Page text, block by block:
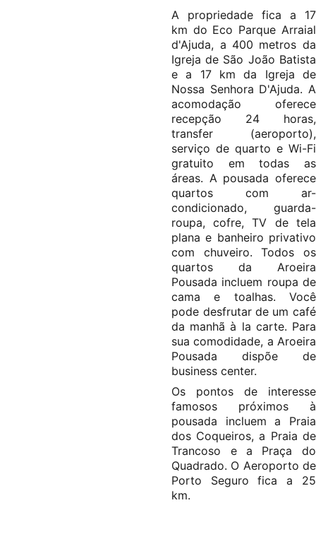
A propriedade fica a 17
km do Eco Parque Arraial
d'Ajuda, a 400 metros da
Igreja de São João Batista
e a 17 km da Igreja de
Nossa Senhora D'Ajuda. A
acomodação oferece
recepção 24 horas,
transfer (aeroporto),
serviço de quarto e Wi-Fi
gratuito em todas as
áreas. A pousada oferece
quartos com ar-
condicionado, guarda-
roupa, cofre, TV de tela
plana e banheiro privativo
com chuveiro. Todos os
quartos da Aroeira
Pousada incluem roupa de
cama e toalhas. Você
pode desfrutar de um café
da manhã à la carte. Para
sua comodidade, a Aroeira
Pousada dispõe de
business center.
Os pontos de interesse
famosos próximos à
pousada incluem a Praia
dos Coqueiros, a Praia de
Trancoso e a Praça do
Quadrado. O Aeroporto de
Porto Seguro fica a 25
km.